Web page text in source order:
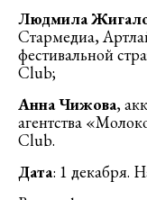
Людмила
Стармедиа,
фестивальной
Club;
Анна Чижова,
агентства
Club.
Дата: 1 декабря.